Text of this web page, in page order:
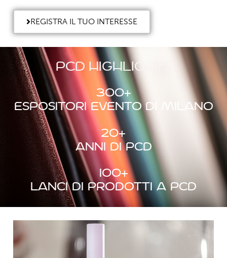
REGISTRA IL TUO INTERESSE
PCD highlights
espositori evento di Milano
300+
anni di PCD
20+
lanci di prodotti a PCD
100+